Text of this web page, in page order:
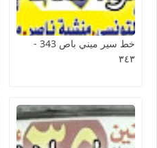
خط سير ميني باص 343 -
٣٤٣